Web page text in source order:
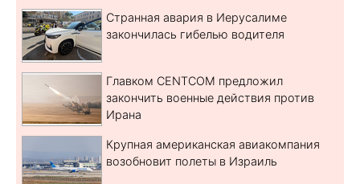
Странная авария в Иерусалиме
закончилась гибелью водителя
Главком CENTCOM предложил
закончить военные действия против
Ирана
Крупная американская авиакомпания
возобновит полеты в Израиль